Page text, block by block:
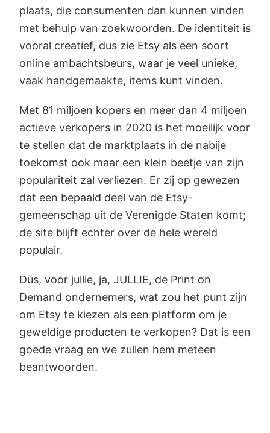
plaats, die consumenten dan kunnen vinden
met behulp van zoekwoorden. De identiteit is
vooral creatief, dus zie Etsy als een soort
online ambachtsbeurs, waar je veel unieke,
vaak handgemaakte, items kunt vinden.
Met 81 miljoen kopers en meer dan 4 miljoen
actieve verkopers in 2020 is het moeilijk voor
te stellen dat de marktplaats in de nabije
toekomst ook maar een klein beetje van zijn
populariteit zal verliezen. Er zij op gewezen
dat een bepaald deel van de Etsy-
gemeenschap uit de Verenigde Staten komt;
de site blijft echter over de hele wereld
populair.
Dus, voor jullie, ja, JULLIE, de Print on
Demand ondernemers, wat zou het punt zijn
om Etsy te kiezen als een platform om je
geweldige producten te verkopen? Dat is een
goede vraag en we zullen hem meteen
beantwoorden.